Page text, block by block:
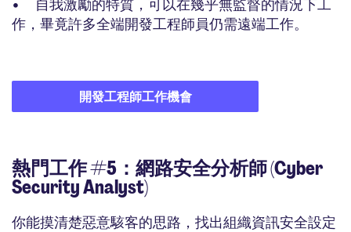
• 自我激勵的特質，可以在幾乎無監督的情況下工
作，畢竟許多全端開發工程師員仍需遠端工作。
開發工程師工作機會
熱門工作 #5：網路安全分析師 (Cyber
Security Analyst)
你能摸清楚惡意駭客的思路，找出組織資訊安全設定